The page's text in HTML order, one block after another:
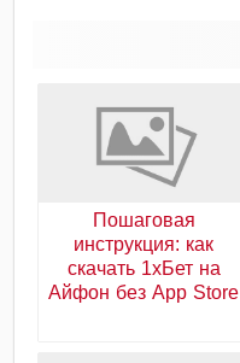
Пошаговая
инструкция: как
скачать 1хБет на
Айфон без App Store